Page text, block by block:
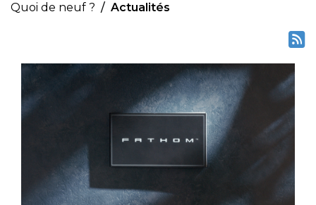
Quoi de neuf ? Actualités